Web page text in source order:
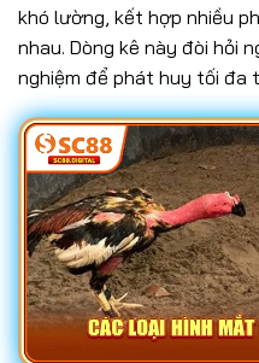
khó lường, kết hợp nhiều
nhau. Dòng kê này đòi hỏi
nghiệm để phát huy tối đa